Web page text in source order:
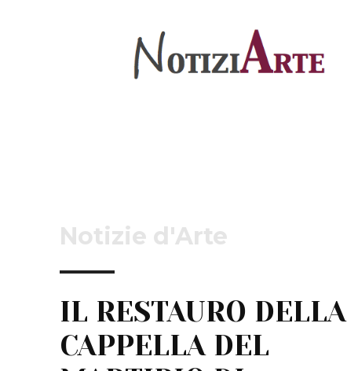
Notizie d'Arte
IL RESTAURO DELLA
CAPPELLA DEL